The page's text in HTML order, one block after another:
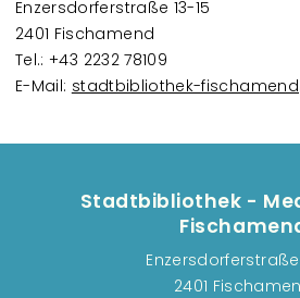
Enzersdorferstraße 13-15
2401 Fischamend
Tel.: +43 2232 78109
E-Mail: stadtbibliothek-
Stadtbibliothek -
Enzersdorferstraße
2401